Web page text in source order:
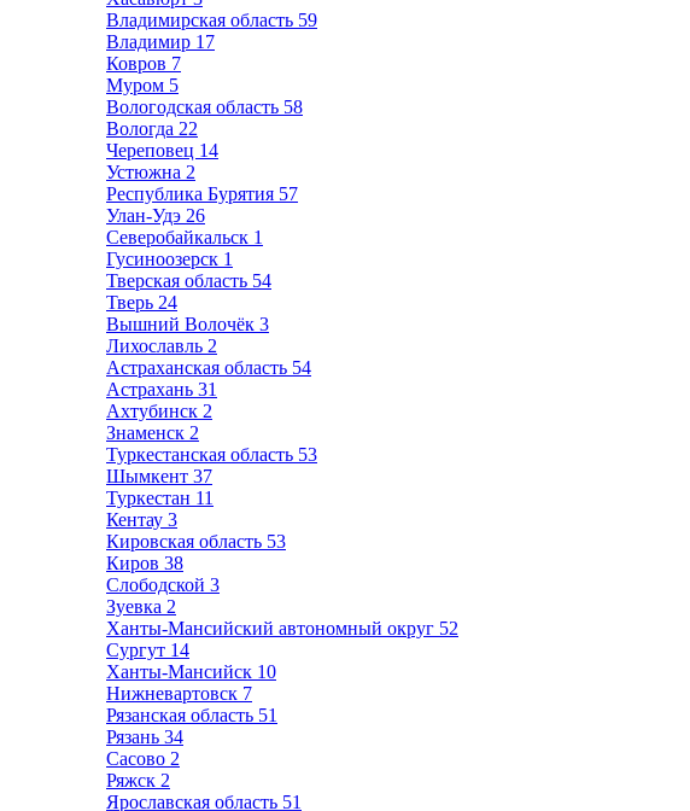
Владимирская область 59
Владимир 17
Ковров 7
Муром 5
Вологодская область 58
Вологда 22
Череповец 14
Устюжна 2
Республика Бурятия 57
Улан-Удэ 26
Северобайкальск 1
Гусиноозерск 1
Тверская область 54
Тверь 24
Вышний Волочёк 3
Лихославль 2
Астраханская область 54
Астрахань 31
Ахтубинск 2
Знаменск 2
Туркестанская область 53
Шымкент 37
Туркестан 11
Кентау 3
Кировская область 53
Киров 38
Слободской 3
Зуевка 2
Ханты-Мансийский автономный округ 52
Сургут 14
Ханты-Мансийск 10
Нижневартовск 7
Рязанская область 51
Рязань 34
Сасово 2
Ряжск 2
Ярославская область 51